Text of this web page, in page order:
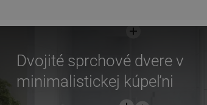
Dvojité sprchové dvere v
minimalistickej kúpeľni